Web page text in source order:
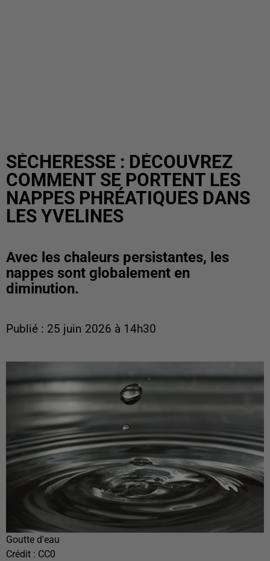
SÉCHERESSE : DÉCOUVREZ
COMMENT SE PORTENT LES
NAPPES PHRÉATIQUES DANS
LES YVELINES
Avec les chaleurs persistantes, les
nappes sont globalement en
diminution.
Publié : 25 juin 2026 à 14h30
Goutte d'eau
Crédit : CC0